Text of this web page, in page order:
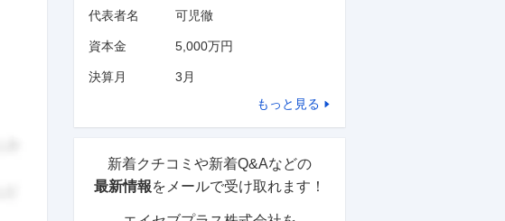
代表者名 可児徹
資本金 5,000万円
決算月 3月
もっと見る
新着クチコミや新着Q&Aなどの
最新情報をメールで受け取れます！